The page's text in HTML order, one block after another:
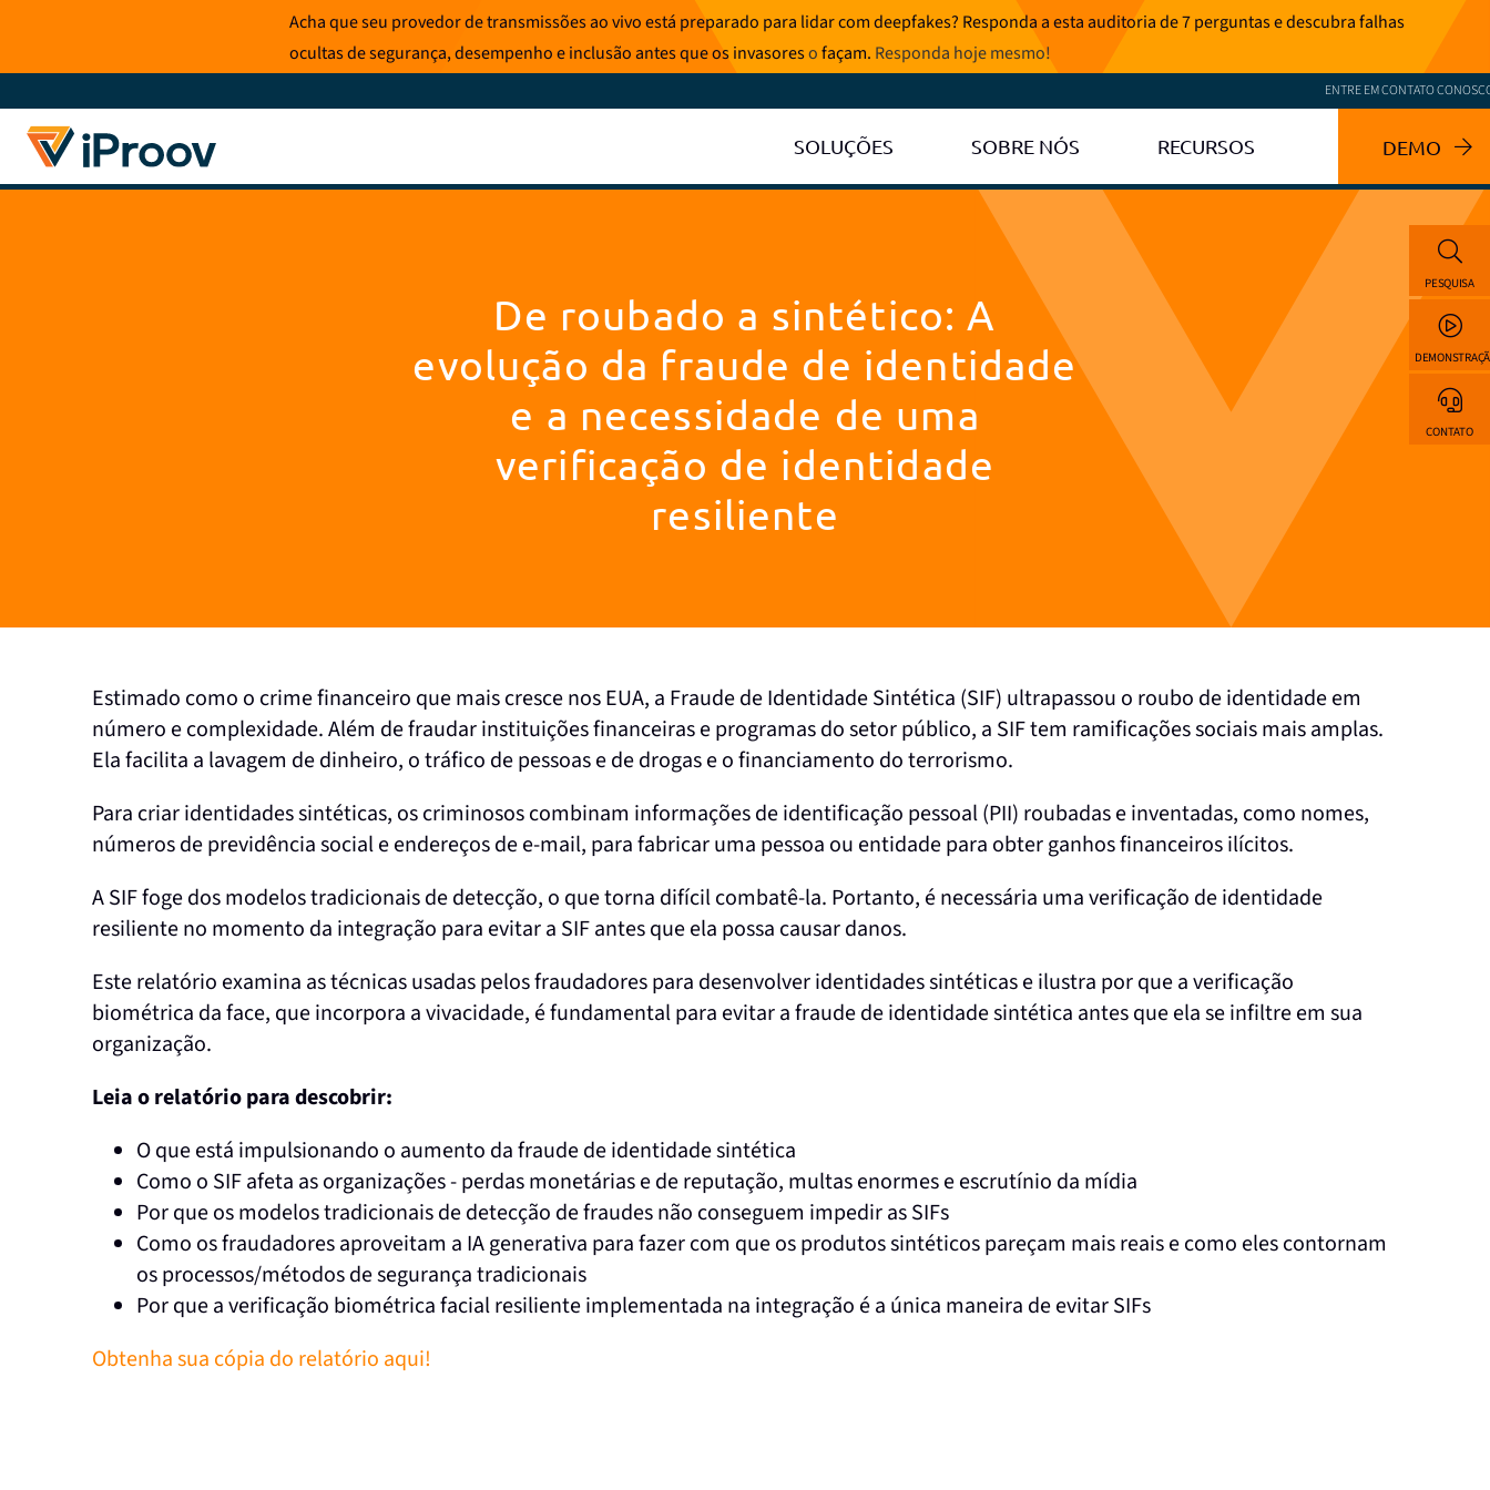
o
conteúdo
Acha que seu provedor de transmissões ao vivo está preparado para lidar com deepfakes? Responda a esta auditoria de 7 perguntas e descubra falhas
ocultas de segurança, desempenho e inclusão antes que os invasoresofaçam. Responda hoje mesmo!
ENTRE EM CONTATO
SOLUÇÕES SOBRE NÓS RECURSOS DEMO
De roubado a sintético: A
evolução da fraude de identidade
e a necessidade de uma
verificação de identidade
resiliente
Estimado como o crime financeiro que mais cresce nos EUA, a Fraude de Identidade Sintética (SIF) ultrapassou o roubo de identidade em
número e complexidade. Além de fraudar instituições financeiras e programas do setor público, a SIF tem ramificações sociais mais amplas.
Ela facilita a lavagem de dinheiro, o tráfico de pessoas e de drogas e o financiamento do terrorismo.
Para criar identidades sintéticas, os criminosos combinam informações de identificação pessoal (PII) roubadas e inventadas, como nomes,
números de previdência social e endereços de e-mail, para fabricar uma pessoa ou entidade para obter ganhos financeiros ilícitos.
A SIF foge dos modelos tradicionais de detecção, o que torna difícil combatê-la. Portanto, é necessária uma verificação de identidade
resiliente no momento da integração para evitar a SIF antes que ela possa causar danos.
Este relatório examina as técnicas usadas pelos fraudadores para desenvolver identidades sintéticas e ilustra por que a verificação
biométrica da face, que incorpora a vivacidade, é fundamental para evitar a fraude de identidade sintética antes que ela se infiltre em sua
organização.
Leia o relatório para descobrir:
O que está impulsionando o aumento da fraude de identidade sintética
Como o SIF afeta as organizações - perdas monetárias e de reputação, multas enormes e escrutínio da mídia
Por que os modelos tradicionais de detecção de fraudes não conseguem impedir as SIFs
Como os fraudadores aproveitam a IA generativa para fazer com que os produtos sintéticos pareçam mais reais e como eles contornam
os processos/métodos de segurança tradicionais
Por que a verificação biométrica facial resiliente implementada na integração é a única maneira de evitar SIFs
Obtenha sua cópia do relatório aqui!
PESQUISA
CONTATO